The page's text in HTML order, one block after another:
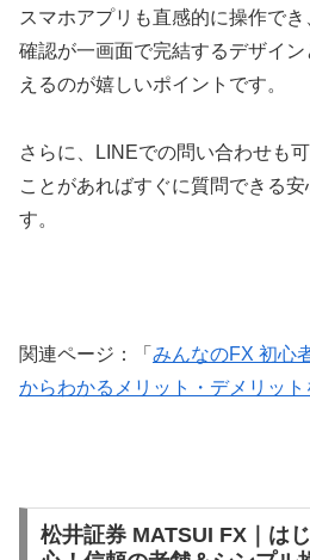
スマホアプリも直感的に操作で
確認が一画面で完結するデザイ
えるのが嬉しいポイントです。
さらに、LINEでの問い合わせも
ことがあればすぐに質問できる
す。
関連ページ：「 みんなのFX 初心
からわかるメリット・デメリット
松井証券 MATSUI FX｜は